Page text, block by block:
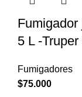
Fumigador
5 L -
Fumigadores
$75.000